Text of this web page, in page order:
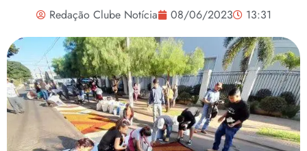
Redação Clube Notícia 08/06/2023 13:31